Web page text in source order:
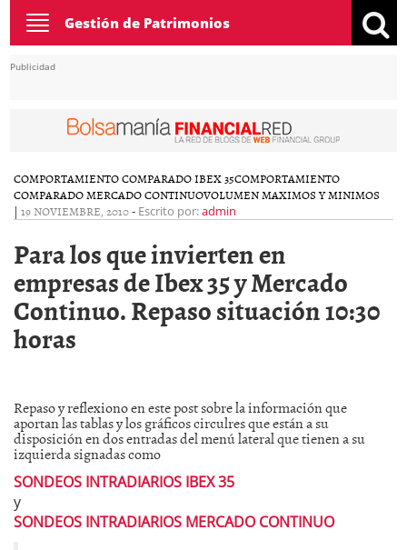
Toggle
navigation
Gestión de Patrimonios
Publicidad
COMPORTAMIENTO COMPARADO IBEX 35COMPORTAMIENTO
COMPARADO MERCADO CONTINUOVOLUMEN MAXIMOS Y MINIMOS
| 19 NOVIEMBRE, 2010- Escrito por:admin
Para los que invierten en
empresas de Ibex 35 y Mercado
Continuo. Repaso situación 10:30
horas
Repaso y reflexiono en este post sobre la información que
aportan las tablas y los gráficos circulres que están a su
disposición en dos entradas del menú lateral que tienen a su
izquierda signadas como
SONDEOS INTRADIARIOS IBEX 35
y
SONDEOS INTRADIARIOS MERCADO CONTINUO